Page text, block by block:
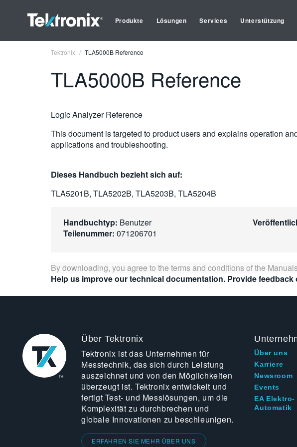
Produkte Lösungen Services Unterstützung
Tektronix TLA5000B Reference
TLA5000B Reference
Logic Analyzer Reference
This document is targeted to product users and explains operation
applications and troubleshooting.
Dieses Handbuch bezieht sich auf:
TLA5201B, TLA5202B, TLA5203B, TLA5204B
Handbuchtyp: Benutzer
Teilenummer: 071206701
By downloading, you agree to the terms and conditions of the
Help us improve our technical documentation. Provide feedback
Über Tektronix
Tektronix ist das Unternehmen für
Messtechnik, das sich durch Leistung
auszeichnet und von den Möglichkeiten
überzeugt ist. Tektronix entwickelt und
fertigt Test- und Messlösungen, um die
Komplexität zu durchbrechen und
globale Innovationen zu beschleunigen.
ERFAHREN SIE MEHR ÜBER UNS
Über uns
Karriere
Newsroom
Events
EA Elektro-
Automatik